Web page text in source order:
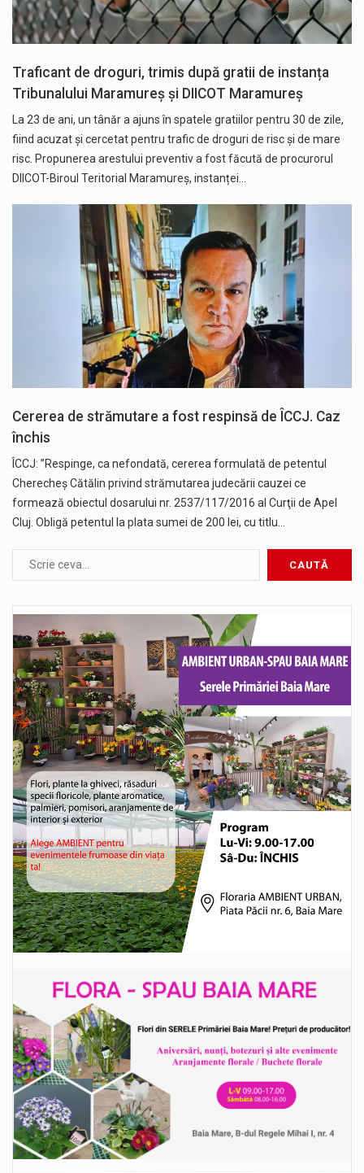
Traficant de droguri, trimis după gratii de instanța
Tribunalului Maramureș și DIICOT Maramureș
La 23 de ani, un tânăr a ajuns în spatele gratiilor pentru 30 de zile,
fiind acuzat și cercetat pentru trafic de droguri de risc și de mare
risc. Propunerea arestului preventiv a fost făcută de procurorul
DIICOT-Biroul Teritorial Maramureș, instanței…
Cererea de strămutare a fost respinsă de ÎCCJ. Caz
închis
ÎCCJ: ”Respinge, ca nefondată, cererea formulată de petentul
Cherecheş Cătălin privind strămutarea judecării cauzei ce
formează obiectul dosarului nr. 2537/117/2016 al Curţii de Apel
Cluj. Obligă petentul la plata sumei de 200 lei, cu titlu…